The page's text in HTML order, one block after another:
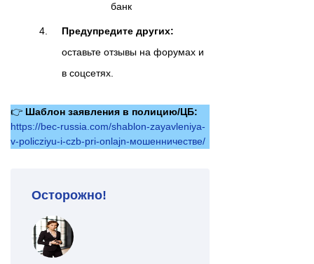
банк
Предупредите других:
оставьте отзывы на форумах и
в соцсетях.
👉 Шаблон заявления в полицию/ЦБ:
https://bec-russia.com/shablon-zayavleniya-
v-policziyu-i-czb-pri-onlajn-мошенничестве/
Осторожно!